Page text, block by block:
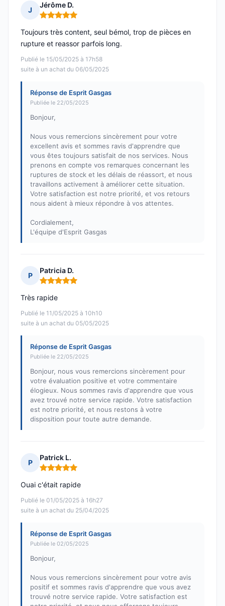
J
Jérôme D.
Note : 5 sur 5
Publié le 15/05/2025 à 17h58
suite à un achat du 06/05/2025
Toujours très content, seul bémol, trop de pièces en
rupture et reassor parfois long.
Réponse de Esprit Gasgas
Publiée le 22/05/2025
Bonjour,
Nous vous remercions sincèrement pour votre
excellent avis et sommes ravis d'apprendre que
vous êtes toujours satisfait de nos services. Nous
prenons en compte vos remarques concernant les
ruptures de stock et les délais de réassort, et nous
travaillons activement à améliorer cette situation.
Votre satisfaction est notre priorité, et vos retours
nous aident à mieux répondre à vos attentes.
Cordialement,
L'équipe d'Esprit Gasgas
P
Patricia D.
Note : 5 sur 5
Publié le 11/05/2025 à 10h10
suite à un achat du 05/05/2025
Très rapide
Réponse de Esprit Gasgas
Publiée le 22/05/2025
Bonjour, nous vous remercions sincèrement pour
votre évaluation positive et votre commentaire
élogieux. Nous sommes ravis d'apprendre que vous
avez trouvé notre service rapide. Votre satisfaction
est notre priorité, et nous restons à votre
disposition pour toute autre demande.
P
Patrick L.
Note : 5 sur 5
Publié le 01/05/2025 à 16h27
suite à un achat du 25/04/2025
Ouai c'était rapide
Réponse de Esprit Gasgas
Publiée le 02/05/2025
Bonjour,
Nous vous remercions sincèrement pour votre avis
positif et sommes ravis d'apprendre que vous avez
trouvé notre service rapide. Votre satisfaction est